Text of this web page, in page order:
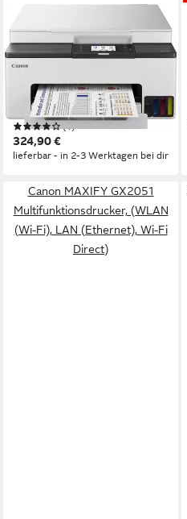
MAXIFY GX1050
Multifunktionsdrucker
600 x 1200 dpi Auflösung Farb Druck
1200 x 2400 dpi Auflösung Scan
Tintendruck Druckverfahren
(1)
324,90 €
lieferbar - in 2-3 Werktagen bei dir
Canon MAXIFY GX2051
Multifunktionsdrucker, (WLAN
(Wi-Fi), LAN (Ethernet), Wi-Fi
Direct)